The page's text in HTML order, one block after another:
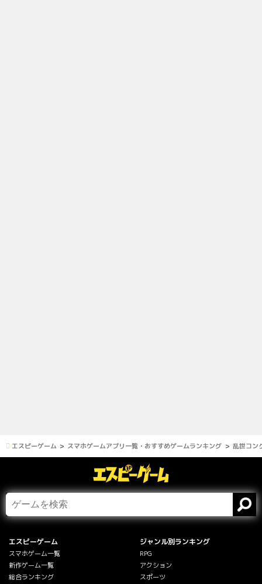
エスピーゲーム スマホゲームアプリ一覧・おすすめゲームランキング 乱世コン
エスピーゲーム
スマホゲーム一覧
新作ゲーム一覧
総合ランキング
ジャンル別ランキング
RPG
アクション
スポーツ